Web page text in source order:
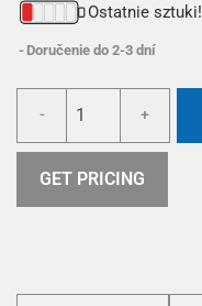
Ostatnie sztuki!
Doručenie do 2-3 dní
- +
GET PRICING